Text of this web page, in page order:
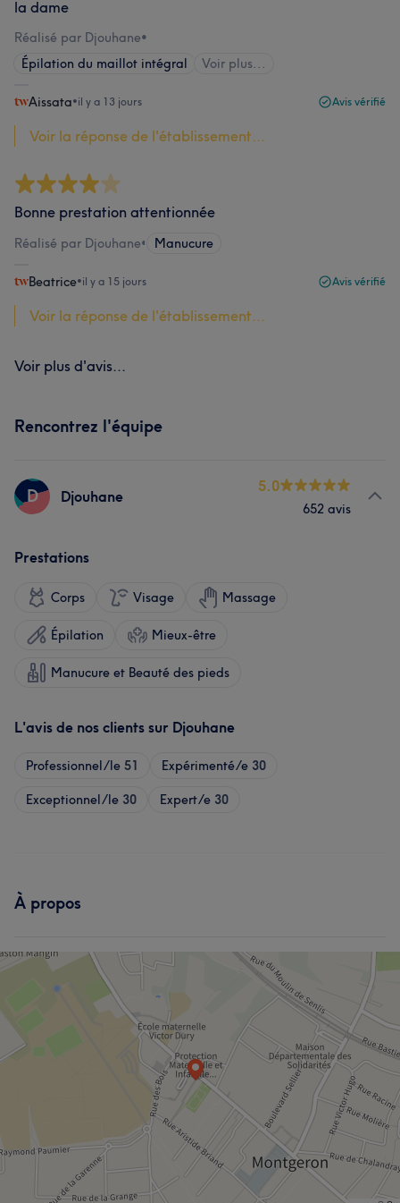
la dame
Réalisé par Djouhane•
Épilation du maillot intégral
Voir plus...
Aissata•il y a 13 jours Avis vérifié
Voir la réponse de l'établissement...
Bonne prestation attentionnée
Réalisé par Djouhane• Manucure
Beatrice•il y a 15 jours Avis vérifié
Voir la réponse de l'établissement...
Voir plus d'avis...
Rencontrez l'équipe
D Djouhane
5.0
652 avis
Prestations
Corps Visage Massage
Épilation Mieux-être
Manucure et Beauté des pieds
L'avis de nos clients sur Djouhane
Professionnel/le 51 Expérimenté/e 30
Exceptionnel/le 30 Expert/e 30
À propos